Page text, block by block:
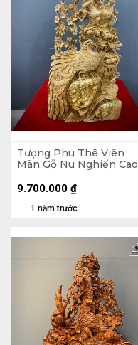
Tượng Phu Thê Viên
Mãn Gỗ Nu Nghiến Cao
1 năm trước
9.700.000 ₫